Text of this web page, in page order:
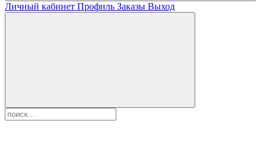
Личный кабинет Профиль Заказы Выход